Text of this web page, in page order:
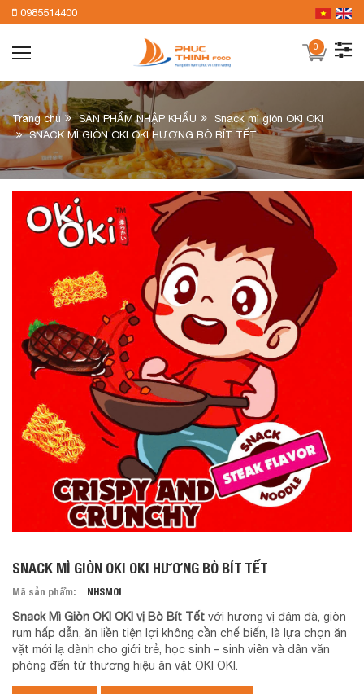
0985514400
0
Trang chủ SẢN PHẨM NHẬP KHẨU
Snack mì giòn OKI OKI
SNACK MÌ GIÒN OKI OKI HƯƠNG BÒ BÍT TẾT
SNACK MÌ GIÒN OKI OKI HƯƠNG BÒ BÍT TẾT
Mã sản phẩm: NHSM01
Snack Mì Giòn OKI OKI vị Bò Bít Tết với hương vị đậm đà, giòn
rụm hấp dẫn, ăn liền tiện lợi không cần chế biến, là lựa chọn ăn
vặt mới lạ dành cho giới trẻ, học sinh – sinh viên và dân văn
phòng đến từ thương hiệu ăn vặt OKI OKI.